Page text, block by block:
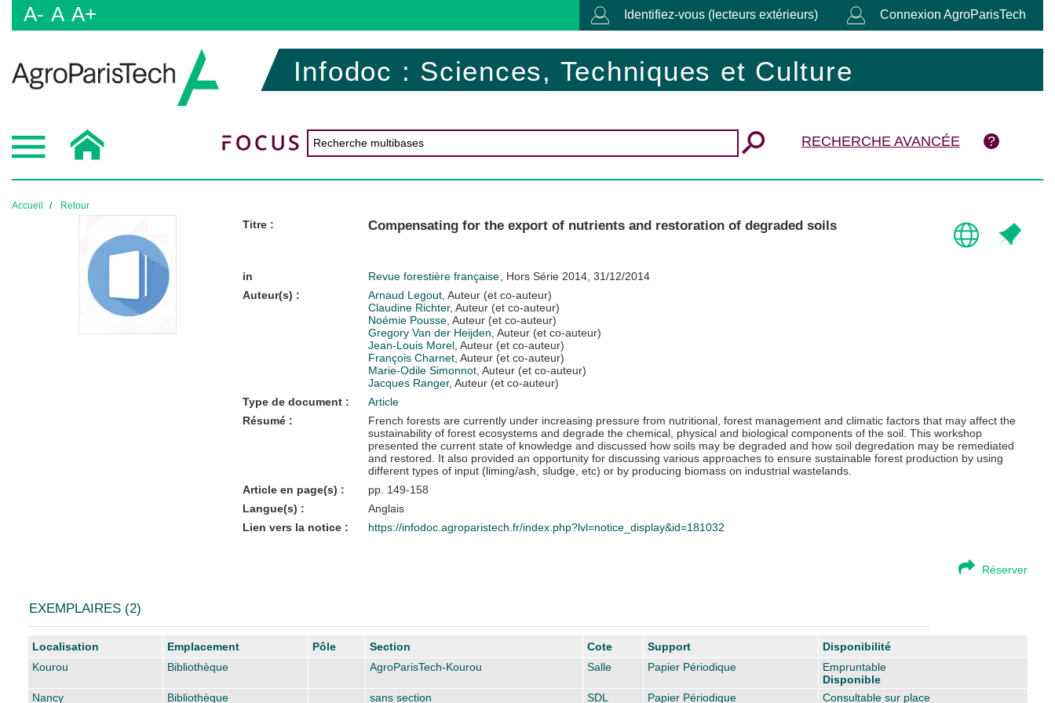
A- A A+ Identifiez-vous (lecteurs extérieurs) Connexion AgroParisTech
Infodoc : Sciences, Techniques et Culture
RECHERCHE AVANCÉE
Accueil Retour
Titre : Compensating for the export of nutrients and restoration of degraded soils
in Revue forestière française , Hors Série 2014, 31/12/2014
Auteur(s) :
Arnaud Legout, Auteur (et co-auteur)
Claudine Richter, Auteur (et co-auteur)
Noémie Pousse, Auteur (et co-auteur)
Gregory Van der Heijden , Auteur (et co-auteur)
Jean-Louis Morel, Auteur (et co-auteur)
François Charnet, Auteur (et co-auteur)
Marie-Odile Simonnot, Auteur (et co-auteur)
Jacques Ranger, Auteur (et co-auteur)
Type de document :
Article
Résumé :
French forests are currently under increasing pressure from nutritional, forest management and climatic factors that may affect the
sustainability of forest ecosystems and degrade the chemical, physical and biological components of the soil. This workshop
presented the current state of knowledge and discussed how soils may be degraded and how soil degredation may be remediated
and restored. It also provided an opportunity for discussing various approaches to ensure sustainable forest production by using
different types of input (liming/ash, sludge, etc) or by producing biomass on industrial wastelands.
Article en page(s) :
pp. 149-158
Langue(s) :
Anglais
Lien vers la notice :
https://infodoc.agroparistech.fr/index.php?lvl=notice_display&id=181032
Réserver
EXEMPLAIRES (2)
Liste des exemplaires
Localisation Emplacement Pôle Section Cote Support
Disponibilité
Kourou
Bibliothèque AgroParisTech-Kourou Salle Papier Périodique
Empruntable
Disponible
Nancy
Bibliothèque sans section SDL Papier Périodique Consultable sur place